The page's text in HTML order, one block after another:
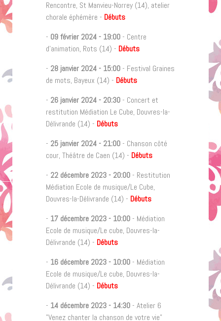
Rencontre, St Manvieu-Norrey (14), atelier
chorale éphémère - Débuts
- 09 février 2024 - 19:00 - Centre
d'animation, Rots (14) - Débuts
- 28 janvier 2024 - 15:00 - Festival Graines
de mots, Bayeux (14) - Débuts
- 26 janvier 2024 - 20:30 - Concert et
restitution Médiation Le Cube, Douvres-la-
Délivrande (14) - Débuts
- 25 janvier 2024 - 21:00 - Chanson côté
cour, Théâtre de Caen (14) - Débuts
- 22 décembre 2023 - 20:00 - Restitution
Médiation Ecole de musique/Le Cube,
Douvres-la-Délivrande (14) - Débuts
- 17 décembre 2023 - 10:00 - Médiation
Ecole de musique/Le cube, Douvres-la-
Délivrande (14) - Débuts
- 16 décembre 2023 - 10:00 - Médiation
Ecole de musique/Le cube, Douvres-la-
Délivrande (14) - Débuts
- 14 décembre 2023 - 14:30 - Atelier 6
"Venez chanter la chanson de votre vie"